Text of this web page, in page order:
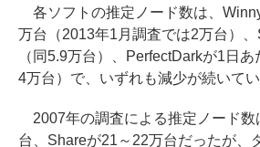
各ソフトの推定ノード数は、
万台（2013年1月調査では2万台）
（同5.9万台）、PerfectDarkが1日
4万台）で、いずれも減少が続いてい
2007年の調査による推定ノード数
台、Shareが21～22万台だったが、